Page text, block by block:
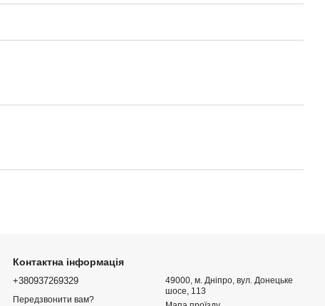
Контактна інформація
+380937269329
Передзвонити вам?
49000, м. Дніпро, вул. Донецьке
шосе, 113